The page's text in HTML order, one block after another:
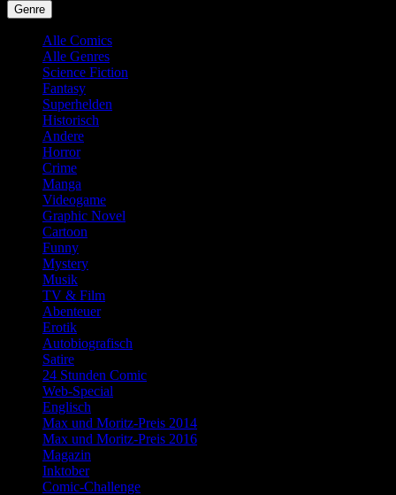
Genre
Alle Comics
Alle Genres
Science Fiction
Fantasy
Superhelden
Historisch
Andere
Horror
Crime
Manga
Videogame
Graphic Novel
Cartoon
Funny
Mystery
Musik
TV & Film
Abenteuer
Erotik
Autobiografisch
Satire
24 Stunden Comic
Web-Special
Englisch
Max und Moritz-Preis 2014
Max und Moritz-Preis 2016
Magazin
Inktober
Comic-Challenge